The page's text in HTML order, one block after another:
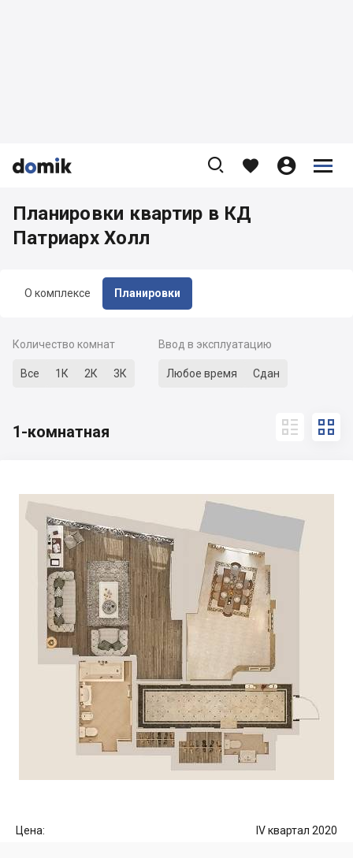


    


О комплексе Планировки
Планировки квартир в КД
Патриарх Холл
Количество комнат
Все 1К 2К 3К
Ввод в эксплуатацию
Любое время Сдан
1-комнатная  
Цена: IV квартал 2020